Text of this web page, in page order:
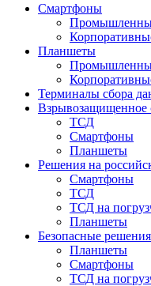
Смартфоны
Планшеты
Терминалы сбора
Взрывозащищенное
ТСД
Смартфоны
Планшеты
Решения на
Смартфоны
ТСД
ТСД на
Планшеты
Безопасные
Планшеты
Смартфоны
ТСД на